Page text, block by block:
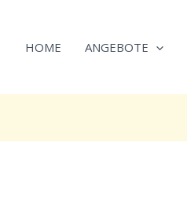
HOME ANGEBOTE